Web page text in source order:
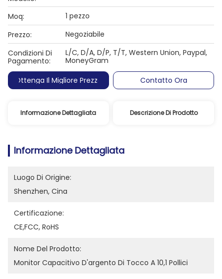
Moq:
1 pezzo
Prezzo:
Negoziabile
Condizioni Di
Pagamento:
L/C, D/A, D/P, T/T, Western Union, Paypal,
MoneyGram
Ottenga Il Migliore Prezzo
Contatto Ora
Informazione Dettagliata Descrizione Di Prodotto
Informazione Dettagliata
Luogo Di Origine:
Shenzhen, Cina
Certificazione:
CE,FCC, RoHS
Nome Del Prodotto:
Monitor Capacitivo D'argento Di Tocco A 10,1 Pollici